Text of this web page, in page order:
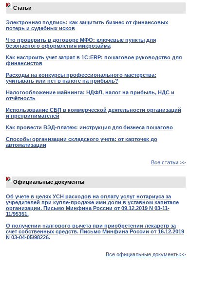
Статьи
Электронная подпись: как защитить бизнес от финансовых
потерь и судебных исков
Что проверить в договоре МФО: ключевые пункты для
безопасного оформления микрозайма
Как настроить учет затрат в 1С:ERP: пошаговое руководство для
финансистов
Расходы на конкурсы профессионального мастерства:
учитывать или нет в налоге на прибыль?
Налогообложение майнинга: НДФЛ, налог на прибыль, НДС и
отчётность
Использование СБП в коммерческой деятельности организаций
и препринимателей
Как провести ВЭД-платеж: инструкция для бизнеса пошагово
Способы организации складского учета: от карточек до
автоматизации
Все статьи >>
Официальные документы
Об учете в целях УСН расходов на оплату услуг нотариуса за
учредителей при купле-продаже ими доли в уставном капитале
организации. Письмо Минфина России от 09.12.2019 N 03-11-
11/95351.
О получении налгового вычета при приобретении лекарств за
счет собственных средств. Письмо Минфина России от 16.12.2019
N 03-04-05/98226.
Все официальные документы>>